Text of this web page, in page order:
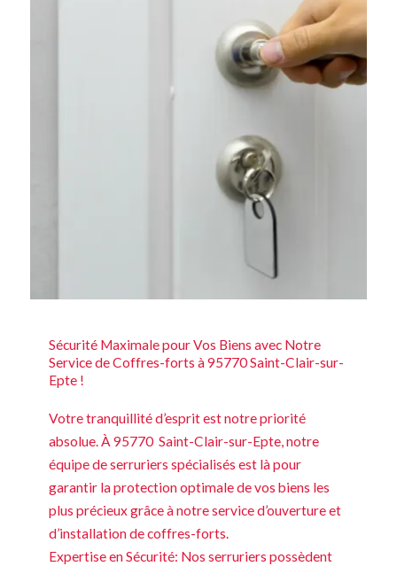
Sécurité Maximale pour Vos Biens avec Notre
Service de Coffres-forts à 95770 Saint-Clair-sur-
Epte !
Votre tranquillité d’esprit est notre priorité
absolue. À 95770 Saint-Clair-sur-Epte, notre
équipe de serruriers spécialisés est là pour
garantir la protection optimale de vos biens les
plus précieux grâce à notre service d’ouverture et
d’installation de coffres-forts.
Expertise en Sécurité: Nos serruriers possèdent